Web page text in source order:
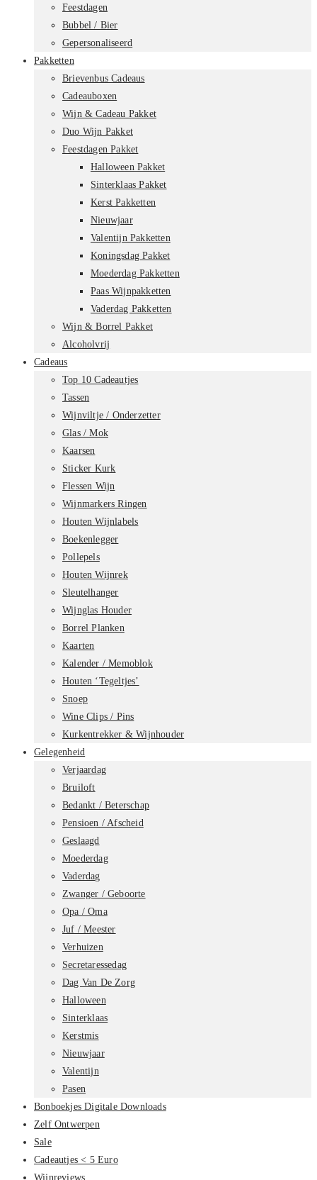
Feestdagen
Bubbel / Bier
Gepersonaliseerd
Pakketten
Brievenbus Cadeaus
Cadeauboxen
Wijn & Cadeau Pakket
Duo Wijn Pakket
Feestdagen Pakket
Halloween Pakket
Sinterklaas Pakket
Kerst Pakketten
Nieuwjaar
Valentijn Pakketten
Koningsdag Pakket
Moederdag Pakketten
Paas Wijnpakketten
Vaderdag Pakketten
Wijn & Borrel Pakket
Alcoholvrij
Cadeaus
Top 10 Cadeautjes
Tassen
Wijnviltje / Onderzetter
Glas / Mok
Kaarsen
Sticker Kurk
Flessen Wijn
Wijnmarkers Ringen
Houten Wijnlabels
Boekenlegger
Pollepels
Houten Wijnrek
Sleutelhanger
Wijnglas Houder
Borrel Planken
Kaarten
Kalender / Memoblok
Houten ‘Tegeltjes’
Snoep
Wine Clips / Pins
Kurkentrekker & Wijnhouder
Gelegenheid
Verjaardag
Bruiloft
Bedankt / Beterschap
Pensioen / Afscheid
Geslaagd
Moederdag
Vaderdag
Zwanger / Geboorte
Opa / Oma
Juf / Meester
Verhuizen
Secretaressedag
Dag Van De Zorg
Halloween
Sinterklaas
Kerstmis
Nieuwjaar
Valentijn
Pasen
Bonboekjes Digitale Downloads
Zelf Ontwerpen
Sale
Cadeautjes < 5 Euro
Wijnreviews